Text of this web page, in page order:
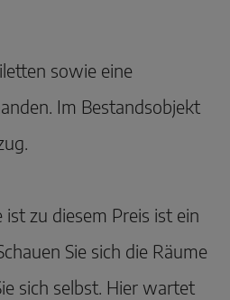
sowie eine
Im Bestandsobjekt
zu diesem Preis ist ein
Sie sich die Räume
sich selbst. Hier wartet